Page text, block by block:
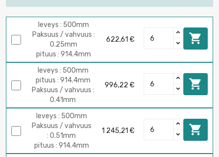
leveys : 500mm
Paksuus / vahvuus :
0.25mm
pituus : 914.4mm
622,61 € 
leveys : 500mm
pituus : 914.4mm
Paksuus / vahvuus :
0.41mm
996,22 € 
leveys : 500mm
Paksuus / vahvuus
: 0.51mm
pituus : 914.4mm
1 245,21 € 